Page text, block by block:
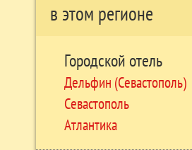
в этом регионе
Городской отель
Дельфин (Севастополь)
Севастополь
Атлантика